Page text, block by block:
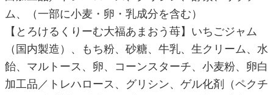
ム、（一部に小麦・卵・乳成分を含む）
【とろけるくりーむ大福あまおう苺】いちごジャム
（国内製造）、もち粉、砂糖、牛乳、生クリーム、水
飴、マルトース、卵、コーンスターチ、小麦粉、卵白
加工品／トレハロース、グリシン、ゲル化剤（ペクチ